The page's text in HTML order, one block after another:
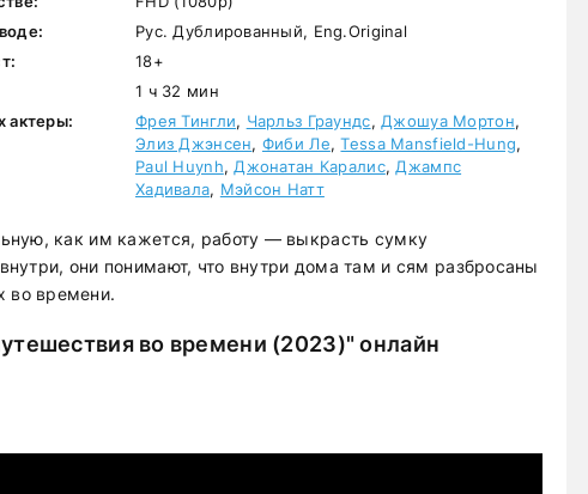
Рус. Дублированный, Eng.Original
18+
1 ч 32 мин
актеры:
Фрея Тингли, Чарльз Граундс, Джошуа Мортон,
Элиз Джэнсен, Фиби Ле,Tessa Mansfield-Hung,
Paul Huynh, Джонатан Каралис, Джампс
Хадивала, Мэйсон Натт
как им кажется, работу — выкрасть сумку
они понимают, что внутри дома там и сям разбросаны
во времени.
во времени (2023)" онлайн